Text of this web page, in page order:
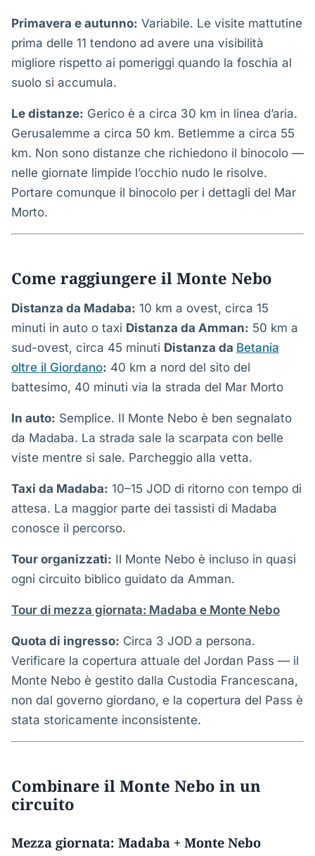
Primavera e autunno: Variabile. Le visite mattutine
prima delle 11 tendono ad avere una visibilità
migliore rispetto ai pomeriggi quando la foschia al
suolo si accumula.
Le distanze: Gerico è a circa 30 km in linea d’aria.
Gerusalemme a circa 50 km. Betlemme a circa 55
km. Non sono distanze che richiedono il binocolo —
nelle giornate limpide l’occhio nudo le risolve.
Portare comunque il binocolo per i dettagli del Mar
Morto.
Come raggiungere il Monte Nebo
Distanza da Madaba: 10 km a ovest, circa 15
minuti in auto o taxi Distanza da Amman: 50 km a
sud-ovest, circa 45 minuti Distanza da Betania
oltre il Giordano: 40 km a nord del sito del
battesimo, 40 minuti via la strada del Mar Morto
In auto: Semplice. Il Monte Nebo è ben segnalato
da Madaba. La strada sale la scarpata con belle
viste mentre si sale. Parcheggio alla vetta.
Taxi da Madaba: 10–15 JOD di ritorno con tempo di
attesa. La maggior parte dei tassisti di Madaba
conosce il percorso.
Tour organizzati: Il Monte Nebo è incluso in quasi
ogni circuito biblico guidato da Amman.
Tour di mezza giornata: Madaba e Monte Nebo
Quota di ingresso: Circa 3 JOD a persona.
Verificare la copertura attuale del Jordan Pass — il
Monte Nebo è gestito dalla Custodia Francescana,
non dal governo giordano, e la copertura del Pass è
stata storicamente inconsistente.
Combinare il Monte Nebo in un
circuito
Mezza giornata: Madaba + Monte Nebo